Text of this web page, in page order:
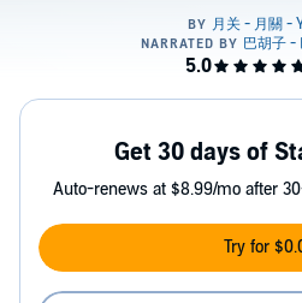
Get 30 days of
Auto-renews at $8.99/mo after
Try for